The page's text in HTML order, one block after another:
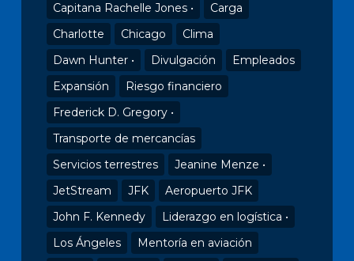
Capitana Rachelle Jones •
Carga
Charlotte
Chicago
Clima
Dawn Hunter •
Divulgación
Empleados
Expansión
Riesgo financiero
Frederick D. Gregory •
Transporte de mercancías
Servicios terrestres
Jeanine Menze •
JetStream
JFK
Aeropuerto JFK
John F. Kennedy
Liderazgo en logística •
Los Ángeles
Mentoría en aviación